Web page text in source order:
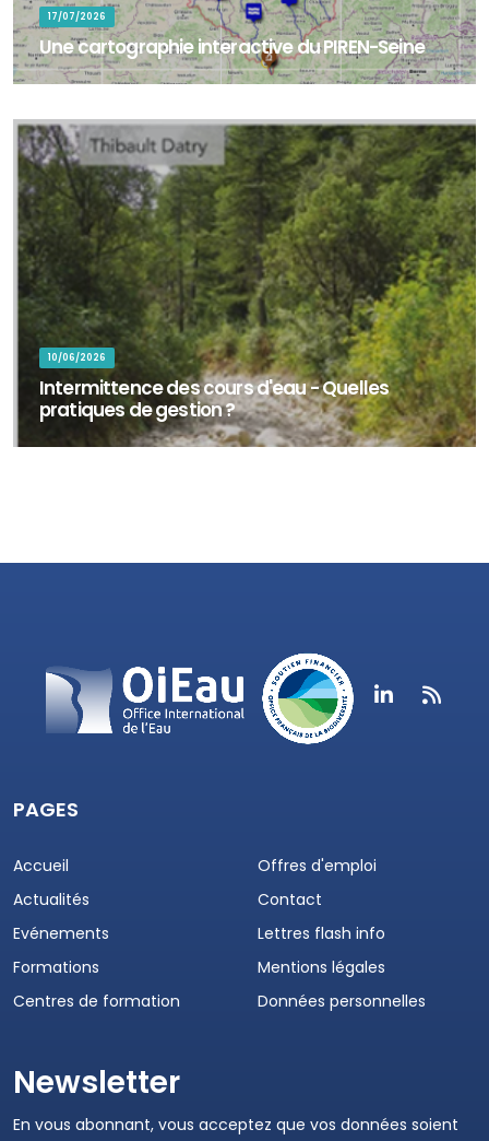
17/07/2026
Une cartographie interactive du PIREN-Seine
La cartographie interactive du PIREN-Seine permet d'explorer les
travaux de recherc...
10/06/2026
Intermittence des cours d'eau - Quelles
pratiques de gestion ?
Plus de la moitié du réseau hydrographique mondial est concerné
PAGES
Accueil
Actualités
Evénements
Formations
Centres de formation
Offres d'emploi
Contact
Lettres flash info
Mentions légales
Données personnelles
Newsletter
En vous abonnant, vous acceptez que vos données soient